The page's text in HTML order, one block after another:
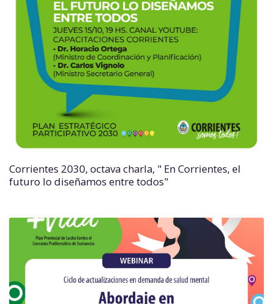
Corrientes 2030, octava charla, " En Corrientes, el
futuro lo diseñamos entre todos"